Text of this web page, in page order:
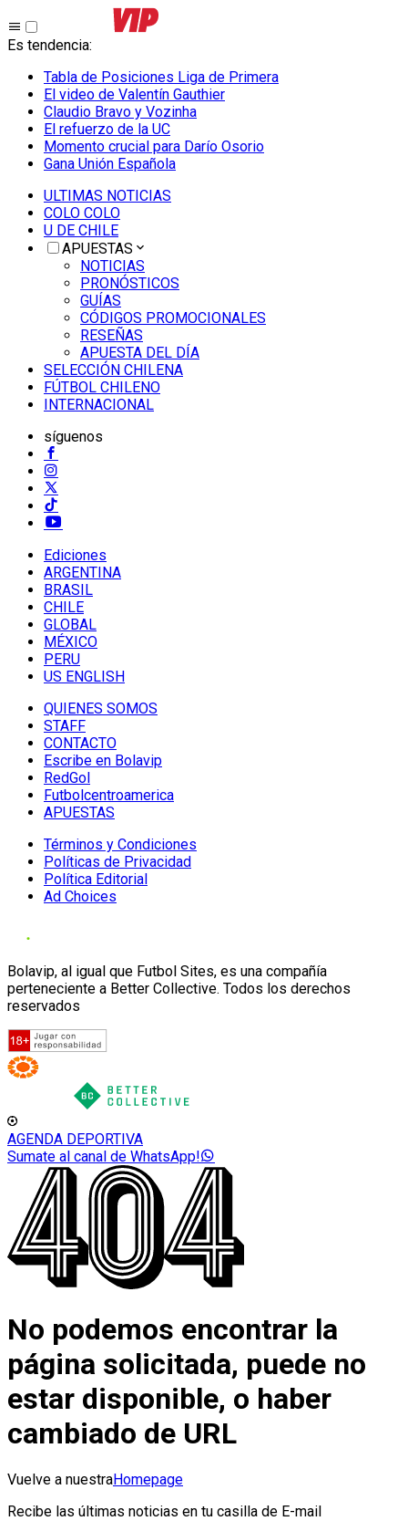
Es tendencia:
Tabla de Posiciones Liga de Primera
El video de Valentín Gauthier
Claudio Bravo y Vozinha
El refuerzo de la UC
Momento crucial para Darío Osorio
Gana Unión Española
ULTIMAS NOTICIAS
COLO COLO
U DE CHILE
APUESTAS
NOTICIAS
PRONÓSTICOS
GUÍAS
CÓDIGOS PROMOCIONALES
RESEÑAS
APUESTA DEL DÍA
SELECCIÓN CHILENA
FÚTBOL CHILENO
INTERNACIONAL
síguenos
Ediciones
ARGENTINA
BRASIL
CHILE
GLOBAL
MÉXICO
PERU
US ENGLISH
QUIENES SOMOS
STAFF
CONTACTO
Escribe en Bolavip
RedGol
Futbolcentroamerica
APUESTAS
Términos y Condiciones
Políticas de Privacidad
Política Editorial
Ad Choices
Bolavip, al igual que Futbol Sites, es una compañía
perteneciente a Better Collective. Todos los derechos
reservados
AGENDA DEPORTIVA
Sumate al canal de WhatsApp!
No podemos encontrar la
página solicitada, puede no
estar disponible, o haber
cambiado de URL
Vuelve a nuestraHomepage
Recibe las últimas noticias en tu casilla de E-mail